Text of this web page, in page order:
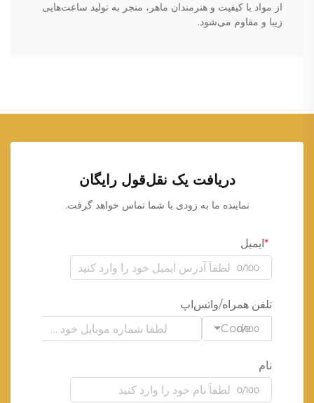
از مواد با کیفیت و هنرمندان ماهر، منجر به تولید ساعت‌هایی
زیبا و مقاوم می‌شود.
دریافت یک نقل‌قول رایگان
نماینده ما به زودی با شما تماس خواهد گرفت.
ایمیل
0/100
تلفن همراه/واتس‌اپ
Code
0/100
نام
0/100